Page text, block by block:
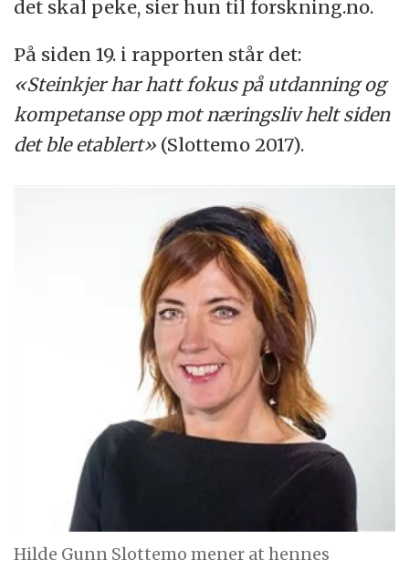
det skal peke, sier hun til forskning.no.
På siden 19. i rapporten står det:
«Steinkjer har hatt fokus på utdanning og
kompetanse opp mot næringsliv helt siden
det ble etablert» (Slottemo 2017).
Hilde Gunn Slottemo mener at hennes